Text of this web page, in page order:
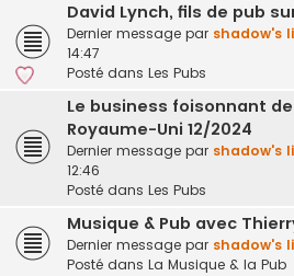
David Lynch, fils de pub
Dernier message par shadow's
14:47
Posté dans Les Pubs
Le business foisonnant
Royaume-Uni 12/2024
Dernier message par shadow's
12:46
Posté dans Les Pubs
Musique & Pub avec
Dernier message par shadow's
Posté dans La Musique & la Pub